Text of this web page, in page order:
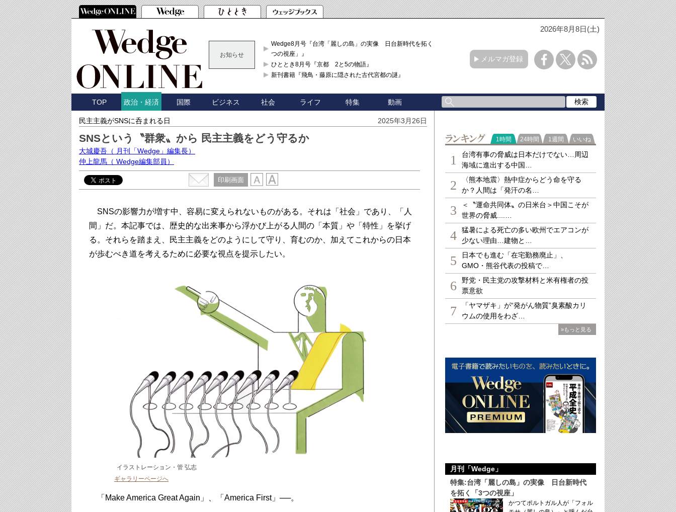
2026年8月8日(土)
お知らせ
Wedge8月号『台湾「麗しの島」の実像 日台新時代を拓く「3
つの視座」』
ひととき8月号『京都 2と5の物語』
新刊書籍『飛鳥・藤原に隠された古代宮都の謎』
メルマガ登録
TOP 政治・経済 国際 ビジネス 社会 ライフ 特集 動画
民主主義がSNSに呑まれる日 2025年3月26日
SNSという〝群衆〟から 民主主義をどう守るか
大城慶吾 （ 月刊「Wedge」編集長）
仲上龍馬 （ Wedge編集部員）
印刷画面
SNSの影響力が増す中、容易に変えられないものがある。それは「社会」であり、「人
間」だ。本記事では、歴史的な出来事から浮かび上がる人間の「本質」や「特性」を挙げ
る。それらを踏まえ、民主主義をどのようにして守り、育むのか、加えてこれからの日本
が歩むべき道を考えるために必要な視点を提示したい。
イラストレーション・管 弘志
ギャラリーページへ
「Make America Great Again」、「America First」──。
ランキング
1時間 24時間 1週間 いいね
1
台湾有事の脅威は日本だけでない…周辺
海域に進出する中国…
2
〈熊本地震〉熱中症からどう命を守る
か？人間は「発汗の名…
3
＜〝運命共同体〟の日米台＞中国こそが
世界の脅威....…
4
猛暑による死亡の多い欧州でエアコンが
少ない理由…建物と…
5
日本でも進む「在宅勤務廃止」、
GMO・熊谷代表の投稿で…
6
野党・民主党の攻撃材料と米有権者の投
票意欲
7
「ヤマザキ」が“発がん物質”臭素酸カリ
ウムの使用をわざ…
»もっと見る
月刊「Wedge」
特集:台湾「麗しの島」の実像 日台新時代
を拓く「3つの視座」
かつてポルトガル人が「フォル